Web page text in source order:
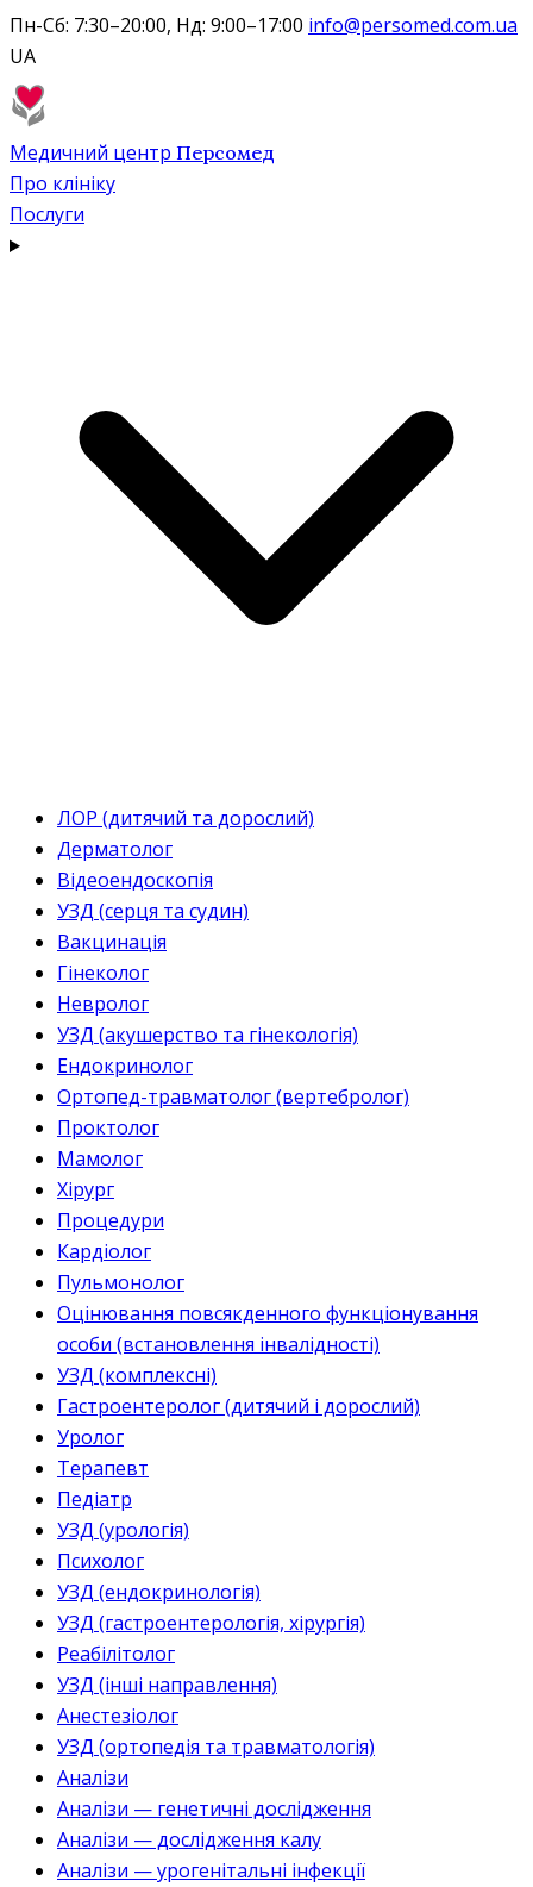
Пн-Сб: 7:30–20:00, Нд: 9:00–17:00 info@persomed.com.ua
UA
Медичний центр Персомед
Про клініку
Послуги
ЛОР (дитячий та дорослий)
Дерматолог
Відеоендоскопія
УЗД (серця та судин)
Вакцинація
Гінеколог
Невролог
УЗД (акушерство та гінекологія)
Ендокринолог
Ортопед-травматолог (вертебролог)
Проктолог
Мамолог
Хірург
Процедури
Кардіолог
Пульмонолог
Оцінювання повсякденного функціонування
особи (встановлення інвалідності)
УЗД (комплексні)
Гастроентеролог (дитячий і дорослий)
Уролог
Терапевт
Педіатр
УЗД (урологія)
Психолог
УЗД (ендокринологія)
УЗД (гастроентерологія, хірургія)
Реабілітолог
УЗД (інші направлення)
Анестезіолог
УЗД (ортопедія та травматологія)
Аналізи
Аналізи — генетичні дослідження
Аналізи — дослідження калу
Аналізи — урогенітальні інфекції